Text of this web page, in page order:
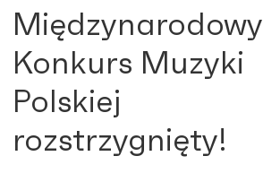
Międzynarodowy
Konkurs Muzyki
Polskiej
rozstrzygnięty!